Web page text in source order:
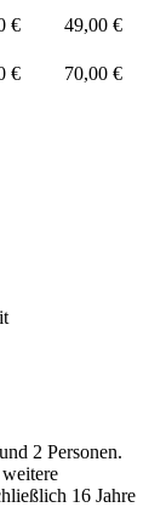
€
49,00 €
€ 70,00 €
2 Personen.
16 Jahre